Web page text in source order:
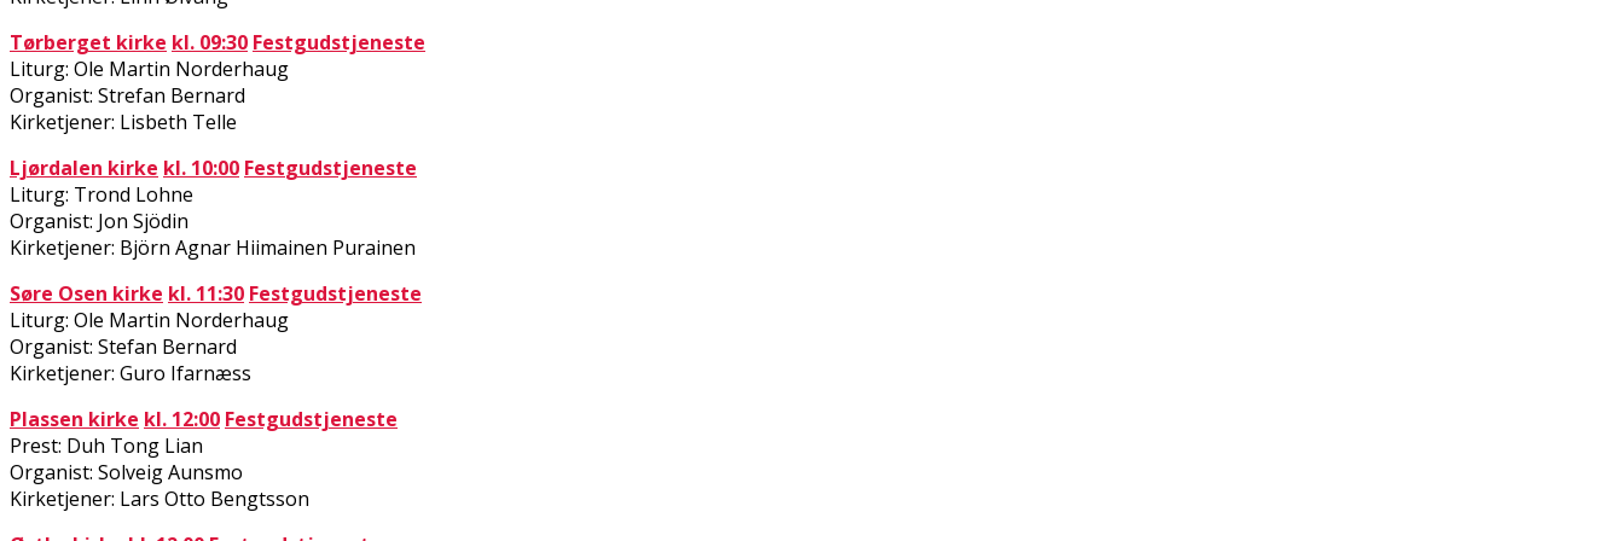
Tørberget kirke kl. 09:30 Festgudstjeneste
Liturg: Ole Martin Norderhaug
Organist: Strefan Bernard
Kirketjener: Lisbeth Telle
Ljørdalen kirke kl. 10:00 Festgudstjeneste
Liturg: Trond Lohne
Organist: Jon Sjödin
Kirketjener: Björn Agnar Hiimainen Purainen
Søre Osen kirke kl. 11:30 Festgudstjeneste
Liturg: Ole Martin Norderhaug
Organist: Stefan Bernard
Kirketjener: Guro Ifarnæss
Plassen kirke kl. 12:00 Festgudstjeneste
Prest: Duh Tong Lian
Organist: Solveig Aunsmo
Kirketjener: Lars Otto Bengtsson